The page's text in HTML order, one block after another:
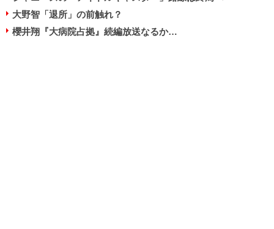
大野智「退所」の前触れ？
櫻井翔『大病院占拠』続編放送なるか…